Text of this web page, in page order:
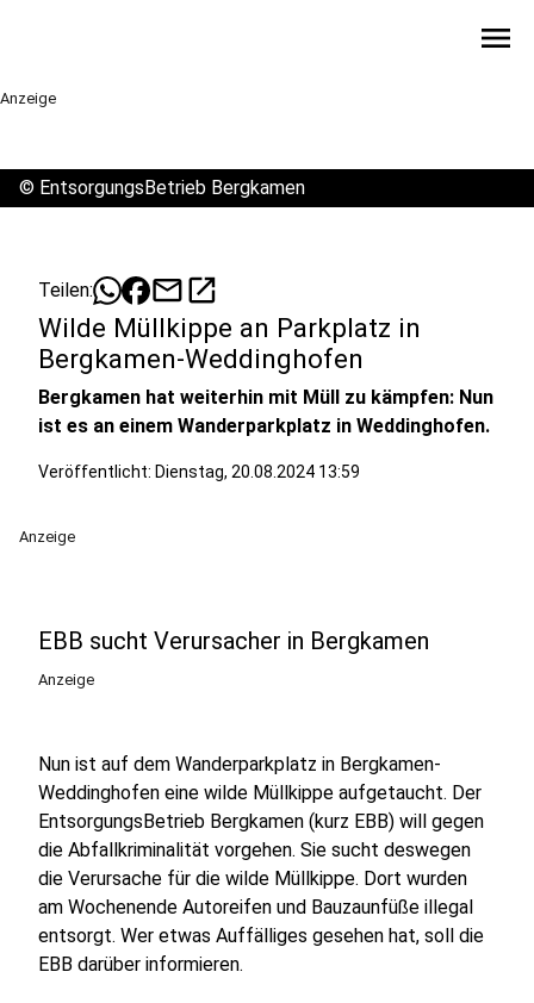
menu
Anzeige
© EntsorgungsBetrieb Bergkamen
Teilen: mailopen_in_new
Wilde Müllkippe an Parkplatz in
Bergkamen-Weddinghofen
Bergkamen hat weiterhin mit Müll zu kämpfen: Nun
ist es an einem Wanderparkplatz in Weddinghofen.
Veröffentlicht: Dienstag, 20.08.2024 13:59
Anzeige
EBB sucht Verursacher in Bergkamen
Anzeige
Nun ist auf dem Wanderparkplatz in Bergkamen-
Weddinghofen eine wilde Müllkippe aufgetaucht. Der
EntsorgungsBetrieb Bergkamen (kurz EBB) will gegen
die Abfallkriminalität vorgehen. Sie sucht deswegen
die Verursache für die wilde Müllkippe. Dort wurden
am Wochenende Autoreifen und Bauzaunfüße illegal
entsorgt. Wer etwas Auffälliges gesehen hat, soll die
EBB darüber informieren.